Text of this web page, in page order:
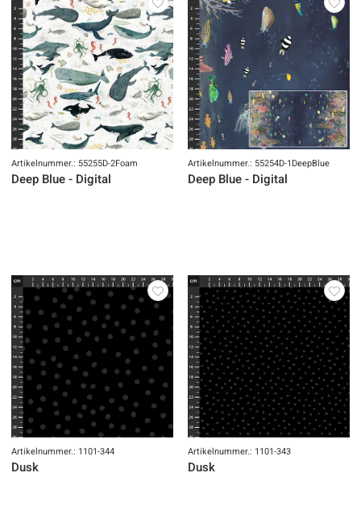
Artikelnummer.: 55255D-2Foam
Deep Blue - Digital
Artikelnummer.: 55254D-1DeepBlue
Deep Blue - Digital
Artikelnummer.: 1101-344
Dusk
Artikelnummer.: 1101-343
Dusk